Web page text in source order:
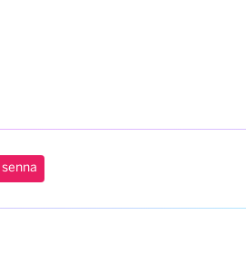
senna